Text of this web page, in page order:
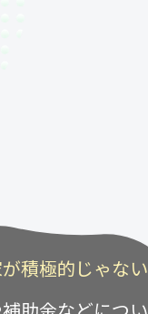
積極的じゃない